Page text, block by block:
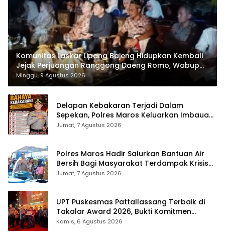
Komunitas Laskar Lipang Bajeng Hidupkan Kembali
Jejak Perjuangan Ranggong Daeng Romo, Wabup
Takalar: Apresiasi Bahwa Sejarah Adalah Warisan
yang Tak Ternilai”.
Minggu, 9 Agustus 2026
Delapan Kebakaran Terjadi Dalam
Sepekan, Polres Maros Keluarkan Imbauan
kepada Masyarakat
Jumat, 7 Agustus 2026
Polres Maros Hadir Salurkan Bantuan Air
Bersih Bagi Masyarakat Terdampak Krisis
Air Bersih Di Maros
Jumat, 7 Agustus 2026
UPT Puskesmas Pattallassang Terbaik di
Takalar Award 2026, Bukti Komitmen
Hadirkan Pelayanan Kesehatan Berkualitas
Kamis, 6 Agustus 2026